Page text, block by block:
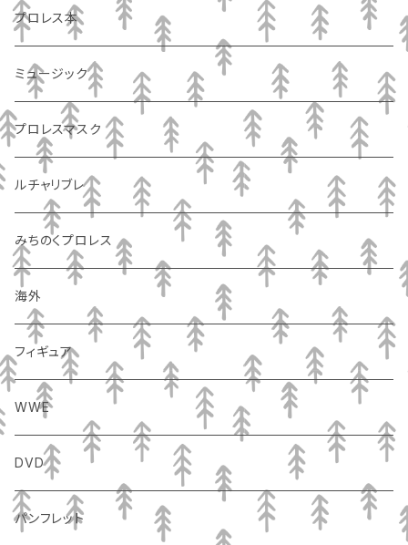
プロレス本
ミュージック
プロレスマスク
ルチャリブレ
みちのくプロレス
海外
フィギュア
WWE
DVD
パンフレット